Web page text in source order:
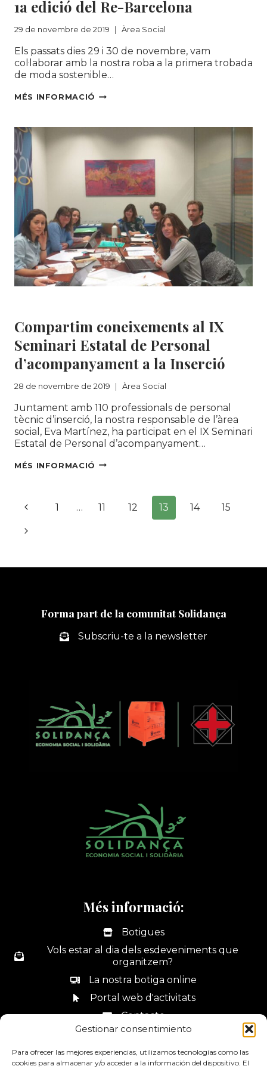
Gestionar consentimiento
Para ofrecer las mejores experiencias, utilizamos tecnologías como las
cookies para almacenar y/o acceder a la información del dispositivo. El
1a edició del Re-Barcelona
29 de novembre de 2019 Àrea Social
Els passats dies 29 i 30 de novembre, vam
col·laborar amb la nostra roba a la primera trobada
de moda sostenible…
MÉS INFORMACIÓ COL·LABOREM
REALITZAT
1A EDICIÓ
DEL
BARCELONA
Compartim coneixements al IX
Seminari Estatal de Personal
d’acompanyament a la Inserció
28 de novembre de 2019 Àrea Social
Juntament amb 110 professionals de personal
tècnic d’inserció, la nostra responsable de l’àrea
social, Eva Martínez, ha participat en el IX Seminari
Estatal de Personal d’acompanyament…
MÉS INFORMACIÓ COMPARTIM
SEMINARI
Navegació
de
Pàgina
anterior
1 … 11 12 13 14 15
Pàgina
Forma part de la comunitat Solidança
Subscriu-te a la newsletter
Més informació:
Botigues
Vols estar al dia dels esdeveniments que
organitzem?
La nostra botiga online
Portal web d'activitats
Contacte
Canal de denúncies